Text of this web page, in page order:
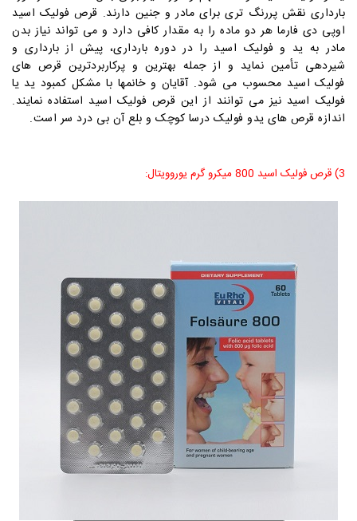
بارداری نقش پررنگ تری برای مادر و جنین دارند. قرص فولیک اسید
اوپی دی فارما هر دو ماده را به مقدار کافی دارد و می تواند نیاز بدن
مادر به ید و فولیک اسید را در دوره بارداری، پیش از بارداری و
شیردهی تأمین نماید و از جمله بهترین و پرکاربردترین قرص های
فولیک اسید محسوب می شود. آقایان و خانمها با مشکل کمبود ید یا
فولیک اسید نیز می توانند از این قرص فولیک اسید استفاده نمایند.
اندازه قرص های یدو فولیک درسا کوچک و بلع آن بی درد سر است.
3) قرص فولیک اسید 800 میکرو گرم یوروویتال: